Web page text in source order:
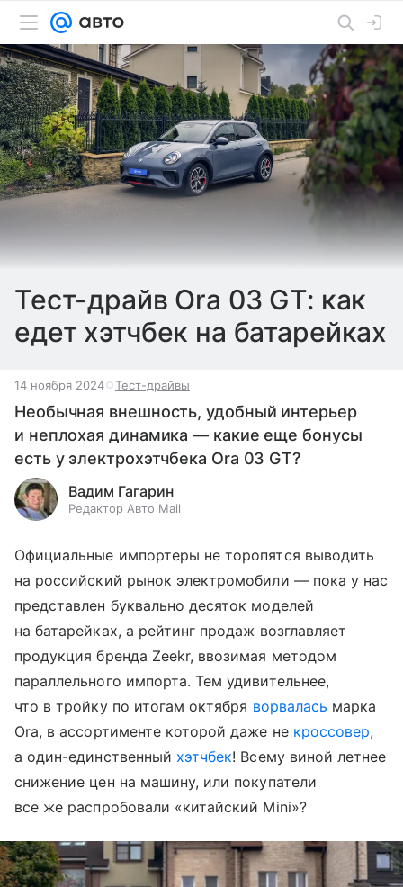
Тест-драйв Ora 03 GT: как
едет хэтчбек на батарейках
14 ноября 2024 Тест-драйвы
Необычная внешность, удобный интерьер
и неплохая динамика — какие еще бонусы
есть у электрохэтчбека Ora 03 GT?
Вадим Гагарин
Редактор Авто Mail
Официальные импортеры не торопятся выводить
на российский рынок электромобили — пока у нас
представлен буквально десяток моделей
на батарейках, а рейтинг продаж возглавляет
продукция бренда Zeekr, ввозимая методом
параллельного импорта. Тем удивительнее,
что в тройку по итогам октября ворвалась марка
Ora, в ассортименте которой даже не кроссовер,
а один-единственный хэтчбек! Всему виной летнее
снижение цен на машину, или покупатели
все же распробовали «китайский Mini»?